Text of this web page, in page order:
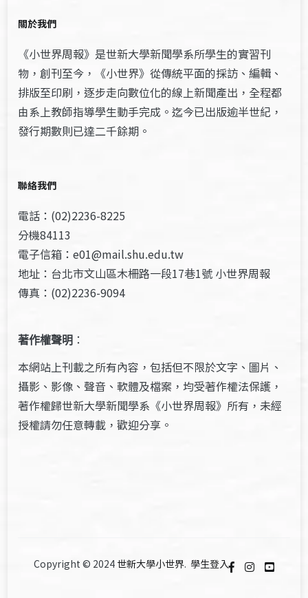
關於我們
《小世界周報》是世新大學新聞學系所學生的實習刊
物，創刊至今，《小世界》從傳統平面的採訪、編輯、
排版至印刷，逐步走向數位化的線上新聞產出，全程都
由系上教師指導學生動手完成。迄今已出版逾半世紀，
發行期數則已達二千餘期。
聯絡我們
電話：(02)2236-8225
分機84113
電子信箱：e01@mail.shu.edu.tw
地址：台北市文山區木柵路一段17巷1號 小世界周報
傳真：(02)2236-9094
著作權聲明 ：
本網站上刊載之所有內容，包括但不限於文字、圖片、
攝影、影像、聲音、軟體及檔案，均受著作權法保護，
著作權歸世新大學新聞學系《小世界周報》所有，未經
授權請勿任意轉載，歡迎分享。
Copyright © 2024 世新大學小世界. 學生登入